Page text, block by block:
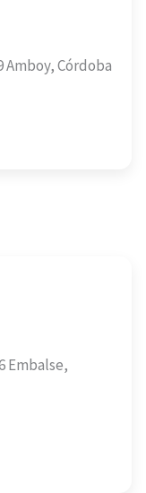
Amboy, Córdoba
Embalse,